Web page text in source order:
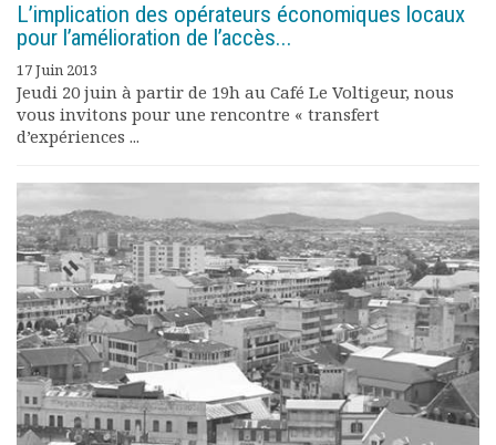
L’implication des opérateurs économiques locaux
pour l’amélioration de l’accès...
17 Juin 2013
Jeudi 20 juin à partir de 19h au Café Le Voltigeur, nous
vous invitons pour une rencontre « transfert
d’expériences ...